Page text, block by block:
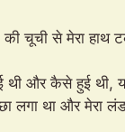
चूची से मेरा हाथ
थी और कैसे हुई थी,
लगा था और